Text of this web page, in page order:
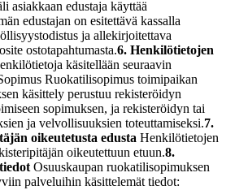
asiakkaan edustaja käyttää
edustajan on esitettävä kassalla
ja allekirjoitettava
ostotapahtumasta.6. Henkilötietojen
käsitellään seuraavin
Ruokatilisopimus toimipaikan
käsittely perustuu rekisteröidyn
sopimuksen, ja rekisteröidyn tai
ja velvollisuuksien toteuttamiseksi.7.
oikeutetusta edusta Henkilötietojen
oikeutettuun etuun.8.
Osuuskaupan ruokatilisopimuksen
palveluihin käsittelemät tiedot: